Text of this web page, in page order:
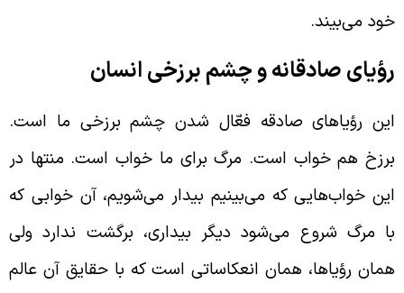
می‌بیند.
صادقانه و چشم برزخی انسان
رؤیاهای صادقه فعّال شدن چشم برزخی ما است.
هم خواب است. مرگ برای ما خواب است. منتها در
خواب‌هایی که می‌بینیم بیدار می‌شویم، آن خوابی که
مرگ شروع می‌شود دیگر بیداری، برگشت ندارد ولی
رؤیاها، همان انعکاساتی است که با حقایق آن عالم